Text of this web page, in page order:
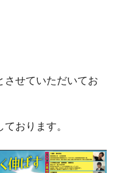
させていただいてお
おります。